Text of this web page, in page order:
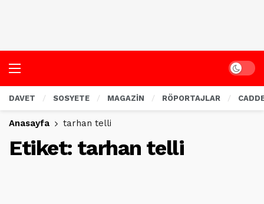
Dark
DAVET SOSYETE MAGAZİN RÖPORTAJLAR
Anasayfa tarhan telli
Etiket: tarhan telli